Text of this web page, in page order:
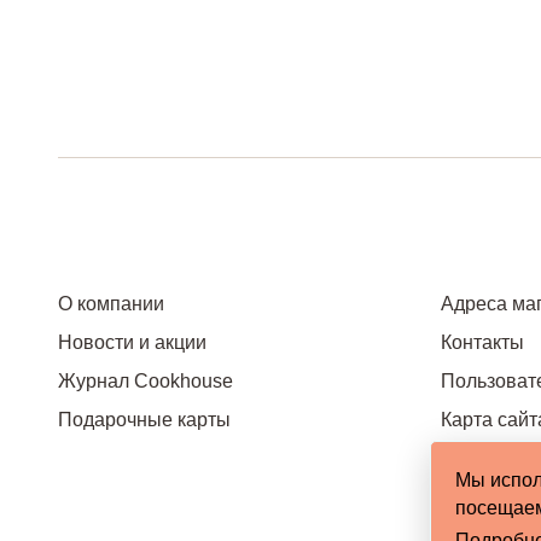
О компании
Новости и акции
Журнал Cookhouse
Подарочные карты
Адреса
Контакты
Карта
Мы